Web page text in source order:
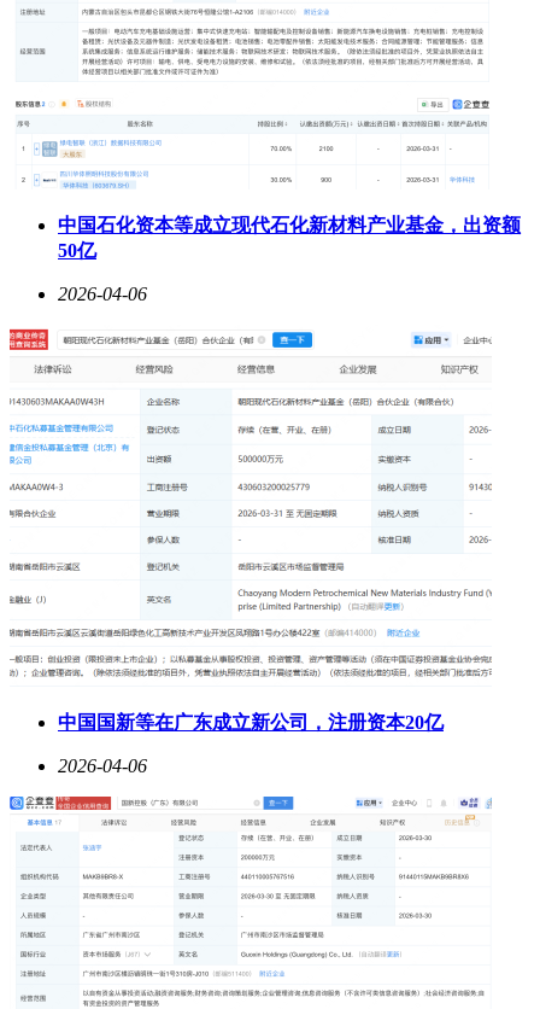
中国石化资本等成立现代石化新材料产业基金，出资额
50亿
2026-04-06
中国国新等在广东成立新公司，注册资本20亿
2026-04-06